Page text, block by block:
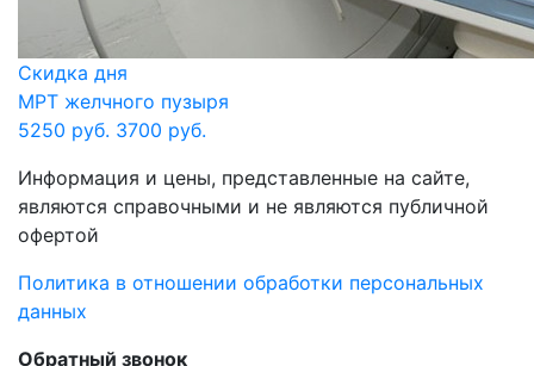
Скидка дня
МРТ желчного пузыря
5250 руб. 3700 руб.
Информация и цены, представленные на сайте,
являются справочными и не являются публичной
офертой
Политика в отношении обработки персональных
данных
Обратный звонок